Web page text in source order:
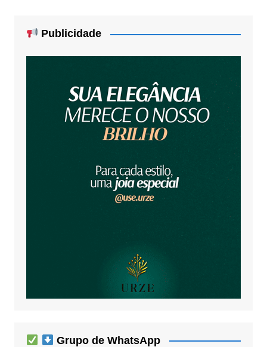
Publicidade
Grupo de WhatsApp